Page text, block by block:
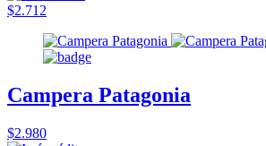
$2.712
Campera Patagonia
$2.980